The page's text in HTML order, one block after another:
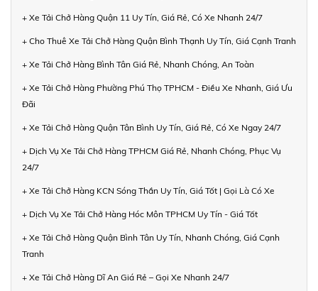
+ Xe Tải Chở Hàng Quận 11 Uy Tín, Giá Rẻ, Có Xe Nhanh 24/7
+ Cho Thuê Xe Tải Chở Hàng Quận Bình Thạnh Uy Tín, Giá Cạnh Tranh
+ Xe Tải Chở Hàng Bình Tân Giá Rẻ, Nhanh Chóng, An Toàn
+ Xe Tải Chở Hàng Phường Phú Thọ TPHCM - Điều Xe Nhanh, Giá Ưu
Đãi
+ Xe Tải Chở Hàng Quận Tân Bình Uy Tín, Giá Rẻ, Có Xe Ngay 24/7
+ Dịch Vụ Xe Tải Chở Hàng TPHCM Giá Rẻ, Nhanh Chóng, Phục Vụ
24/7
+ Xe Tải Chở Hàng KCN Sóng Thần Uy Tín, Giá Tốt | Gọi Là Có Xe
+ Dịch Vụ Xe Tải Chở Hàng Hóc Môn TPHCM Uy Tín - Giá Tốt
+ Xe Tải Chở Hàng Quận Bình Tân Uy Tín, Nhanh Chóng, Giá Cạnh
Tranh
+ Xe Tải Chở Hàng Dĩ An Giá Rẻ – Gọi Xe Nhanh 24/7